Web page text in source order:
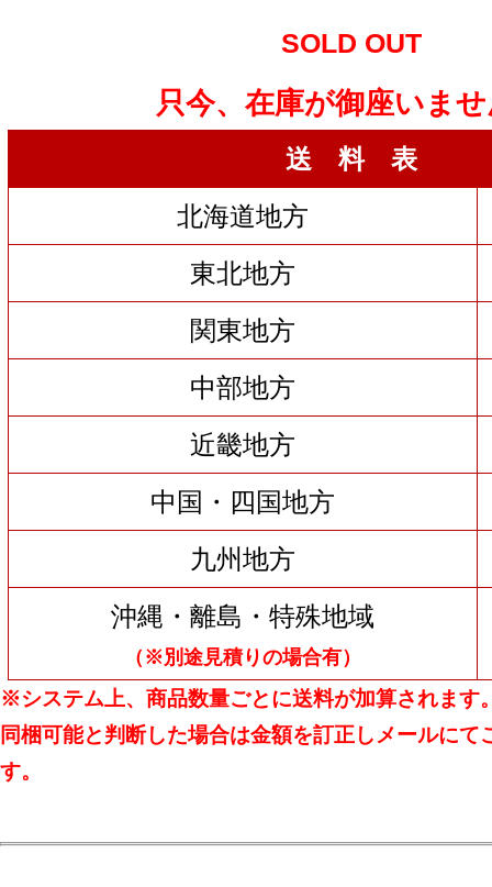
SOLD OUT
只今、在庫が御座いま
送 料 表
北海道地方
東北地方
関東地方
中部地方
近畿地方
中国・四国地方
九州地方
沖縄・離島・特殊地域
（※別途見積りの場合有）
※システム上、商品数量ごとに送料が加算されます
同梱可能と判断した場合は金額を訂正しメールにて
す。